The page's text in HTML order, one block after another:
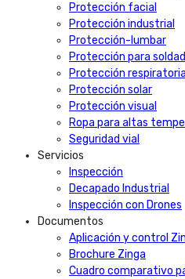
Protección facial
Protección industrial
Protección-lumbar
Protección para
Protección respiratoria
Protección solar
Protección visual
Ropa para altas
Seguridad vial
Servicios
Inspección
Decapado Industrial
Inspección con Drones
Documentos
Aplicación y control
Brochure Zinga
Cuadro comparativo